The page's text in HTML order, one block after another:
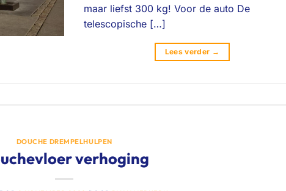
maar liefst 300 kg! Voor de auto De
telescopische […]
Lees verder →
DOUCHE DREMPELHULPEN
verhoging